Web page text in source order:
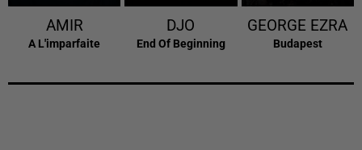
AMIR
A L'imparfaite
DJO
End Of Beginning
GEORGE EZRA
Budapest